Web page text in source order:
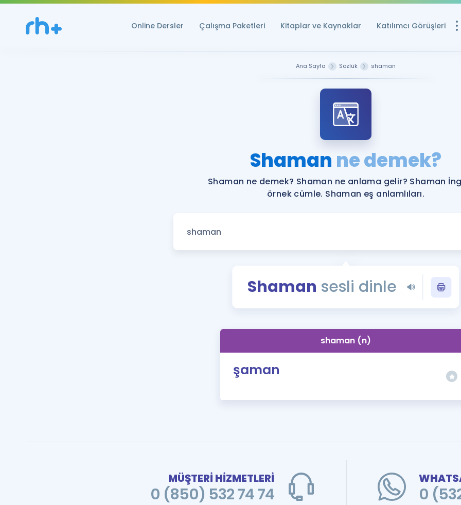
Online Dersler Çalışma Paketleri Kitaplar ve Kaynaklar Katılımcı Görüşleri
YDS ve YÖKDİL
Rehberlik Aracı
YDS ve YÖKDİL'e
Tüm ÖSYM
YDS - YÖKDİL
İngilizce Gramer
Ana Sayfa Sözlük shaman
Shaman ne demek?
Shaman ne demek? Shaman ne anlama gelir? Shaman
örnek cümle. Shaman eş anlamlıları.
Shaman sesli dinle
shaman (n)
şaman
MÜŞTERİ HİZMETLERİ
0 (850) 532 74 74 0